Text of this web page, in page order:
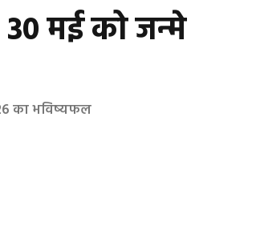
30 मई को जन्मे
का भविष्यफल